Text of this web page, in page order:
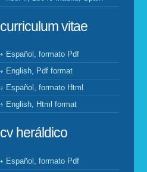
curriculum vitae
Español, formato Pdf
English, Pdf format
Español, formato Html
English, Html format
cv heráldico
Español, formato Pdf